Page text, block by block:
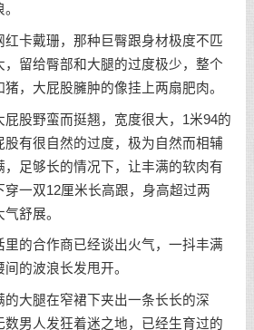
卡戴珊，那种巨臀跟身材极度不匹
，留给臀部和大腿的过度极少，整个
，大屁股臃肿的像挂上两扇肥肉。
股野蛮而挺翘，宽度很大，1米94的
股有很自然的过度，极为自然而相辅
足够长的情况下，让丰满的软肉有
一双12厘米长高跟，身高超过两
舒展。
的合作商已经谈出火气，一抖丰满
的波浪长发甩开。
大腿在窄裙下夹出一条长长的深
男人发狂着迷之地，已经生育过的